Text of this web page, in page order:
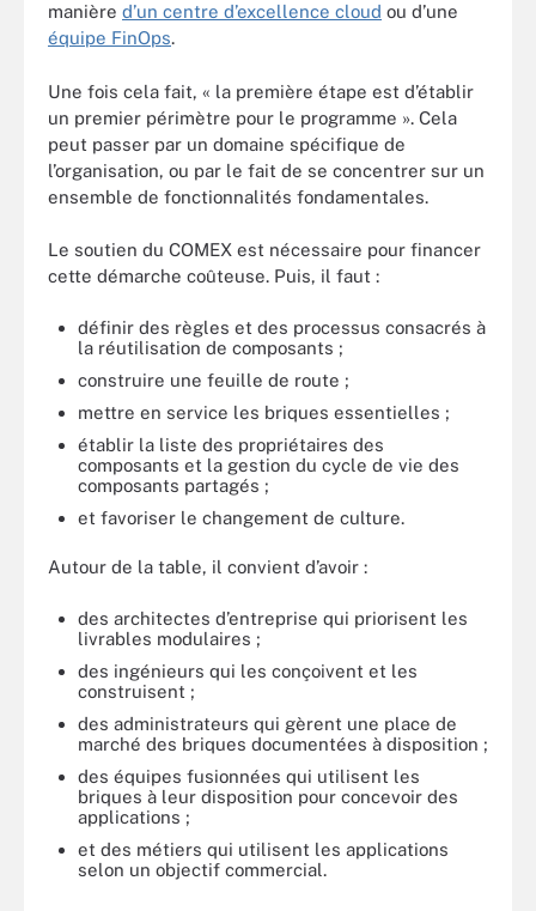
manière d’un centre d’excellence cloud ou d’une
équipe FinOps.
Une fois cela fait, « la première étape est d’établir
un premier périmètre pour le programme ». Cela
peut passer par un domaine spécifique de
l’organisation, ou par le fait de se concentrer sur un
ensemble de fonctionnalités fondamentales.
Le soutien du COMEX est nécessaire pour financer
cette démarche coûteuse. Puis, il faut :
définir des règles et des processus consacrés à
la réutilisation de composants ;
construire une feuille de route ;
mettre en service les briques essentielles ;
établir la liste des propriétaires des
composants et la gestion du cycle de vie des
composants partagés ;
et favoriser le changement de culture.
Autour de la table, il convient d’avoir :
des architectes d’entreprise qui priorisent les
livrables modulaires ;
des ingénieurs qui les conçoivent et les
construisent ;
des administrateurs qui gèrent une place de
marché des briques documentées à disposition ;
des équipes fusionnées qui utilisent les
briques à leur disposition pour concevoir des
applications ;
et des métiers qui utilisent les applications
selon un objectif commercial.